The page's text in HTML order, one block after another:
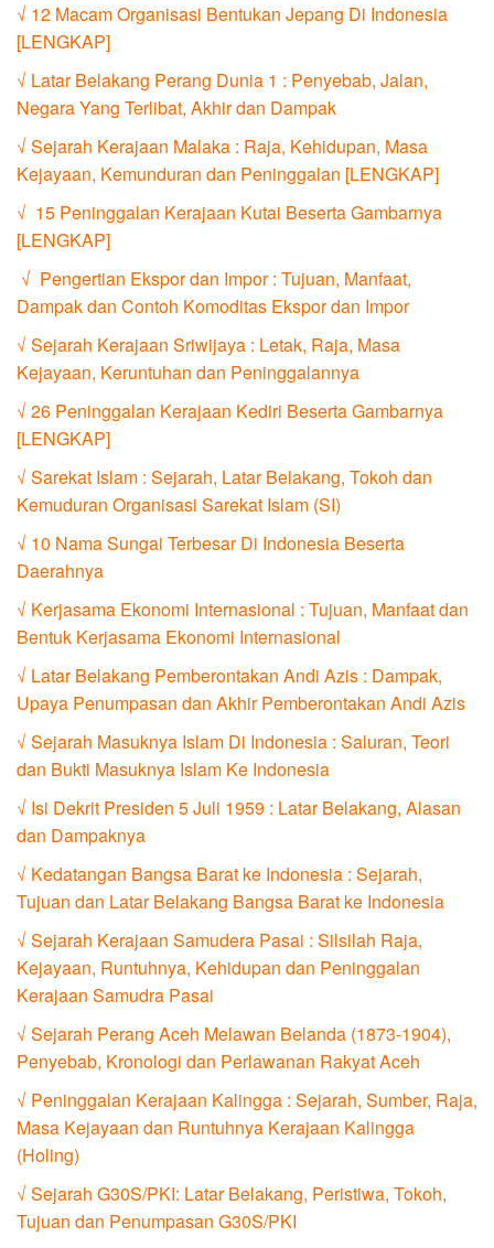
√ 12 Macam Organisasi Bentukan Jepang Di Indonesia
[LENGKAP]
√ Latar Belakang Perang Dunia 1 : Penyebab, Jalan,
Negara Yang Terlibat, Akhir dan Dampak
√ Sejarah Kerajaan Malaka : Raja, Kehidupan, Masa
Kejayaan, Kemunduran dan Peninggalan [LENGKAP]
√ 15 Peninggalan Kerajaan Kutai Beserta Gambarnya
[LENGKAP]
√ Pengertian Ekspor dan Impor : Tujuan, Manfaat,
Dampak dan Contoh Komoditas Ekspor dan Impor
√ Sejarah Kerajaan Sriwijaya : Letak, Raja, Masa
Kejayaan, Keruntuhan dan Peninggalannya
√ 26 Peninggalan Kerajaan Kediri Beserta Gambarnya
[LENGKAP]
√ Sarekat Islam : Sejarah, Latar Belakang, Tokoh dan
Kemuduran Organisasi Sarekat Islam (SI)
√ 10 Nama Sungai Terbesar Di Indonesia Beserta
Daerahnya
√ Kerjasama Ekonomi Internasional : Tujuan, Manfaat dan
Bentuk Kerjasama Ekonomi Internasional
√ Latar Belakang Pemberontakan Andi Azis : Dampak,
Upaya Penumpasan dan Akhir Pemberontakan Andi Azis
√ Sejarah Masuknya Islam Di Indonesia : Saluran, Teori
dan Bukti Masuknya Islam Ke Indonesia
√ Isi Dekrit Presiden 5 Juli 1959 : Latar Belakang, Alasan
dan Dampaknya
√ Kedatangan Bangsa Barat ke Indonesia : Sejarah,
Tujuan dan Latar Belakang Bangsa Barat ke Indonesia
√ Sejarah Kerajaan Samudera Pasai : Silsilah Raja,
Kejayaan, Runtuhnya, Kehidupan dan Peninggalan
Kerajaan Samudra Pasai
√ Sejarah Perang Aceh Melawan Belanda (1873-1904),
Penyebab, Kronologi dan Perlawanan Rakyat Aceh
√ Peninggalan Kerajaan Kalingga : Sejarah, Sumber, Raja,
Masa Kejayaan dan Runtuhnya Kerajaan Kalingga
(Holing)
√ Sejarah G30S/PKI: Latar Belakang, Peristiwa, Tokoh,
Tujuan dan Penumpasan G30S/PKI